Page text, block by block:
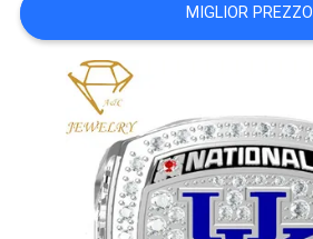
MIGLIOR PREZZO